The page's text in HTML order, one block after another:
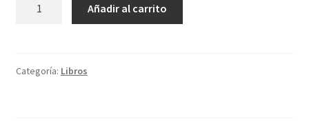
Los
Añadir al carrito
Categoría: Libros